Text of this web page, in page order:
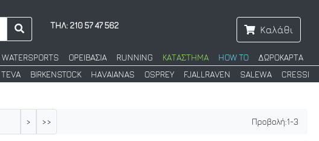
ΤΗΛ: 210 57 47 562 Καλάθι
ΟΡΕΙΒΑΣΙΑ RUNNING ΚΑΤΑΣΤΗΜΑ HOW TO
ΔΩΡΟΚΑΡΤΑ
TEVA BIRKENSTOCK HAVAIANAS OSPREY FJALLRAVEN SALEWA CRESSI
> >> Προβολή:1-3